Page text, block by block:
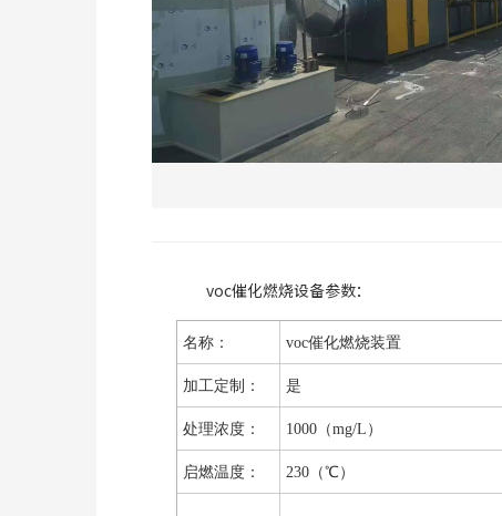
voc催化燃烧设备参数：
名称： voc催化燃烧装置
加工定制： 是
处理浓度： 1000（mg/L）
启燃温度： 230（℃）